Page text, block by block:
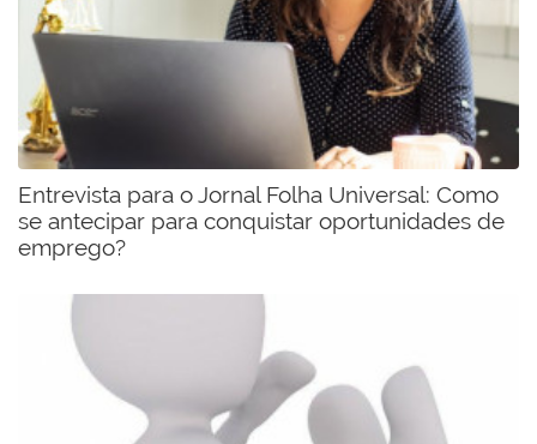
Entrevista para o Jornal Folha Universal: Como
se antecipar para conquistar oportunidades de
emprego?